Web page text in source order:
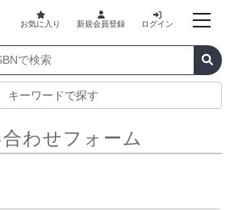
お気に入り 新規会員登録 ログイン
キーワードで探す
わせフォーム